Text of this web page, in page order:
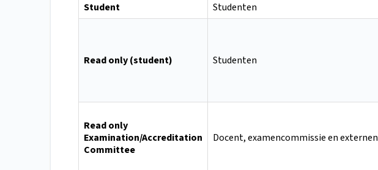
Student
Studenten
Read only (student) Studenten
Read only
Examination/Accreditation
Committee
Docent, examencommissie en externen